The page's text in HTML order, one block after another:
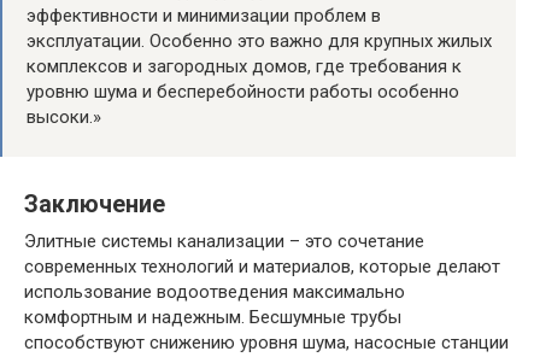
эффективности и минимизации проблем в
эксплуатации. Особенно это важно для крупных жилых
комплексов и загородных домов, где требования к
уровню шума и бесперебойности работы особенно
высоки.»
Заключение
Элитные системы канализации – это сочетание
современных технологий и материалов, которые делают
использование водоотведения максимально
комфортным и надежным. Бесшумные трубы
способствуют снижению уровня шума, насосные станции